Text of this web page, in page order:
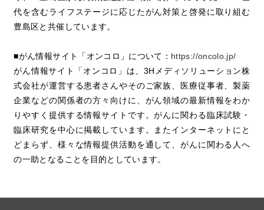
代を含むライフステージに応じたがん対策と啓発に取り組む
豊島区と共催しています。
■がん情報サイト「オンコロ」について： https://oncolo.jp/
がん情報サイト「オンコロ」は、3Hメディソリューション株
式会社が運営する患者さんやそのご家族、医療従事者、製薬
企業などの関係者の方々向けに、がん領域の最新情報をわか
りやすく提供する情報サイトです。がんに関わる臨床試験・
臨床研究を中心に掲載しています。またインターネットにと
どまらず、様々な情報提供活動を通して、がんに関わる人へ
の一助となることを目的としています。